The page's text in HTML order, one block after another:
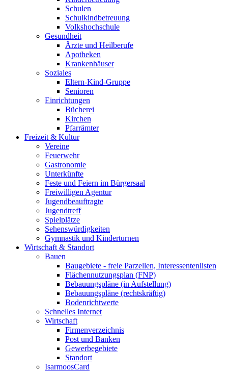
Schulen
Schulkindbetreuung
Volkshochschule
Gesundheit
Ärzte und Heilberufe
Apotheken
Krankenhäuser
Soziales
Eltern-Kind-Gruppe
Senioren
Einrichtungen
Bücherei
Kirchen
Pfarrämter
Freizeit & Kultur
Vereine
Feuerwehr
Gastronomie
Unterkünfte
Feste und Feiern im Bürgersaal
Freiwilligen Agentur
Jugendbeauftragte
Jugendtreff
Spielplätze
Sehenswürdigkeiten
Gymnastik und Kinderturnen
Wirtschaft & Standort
Bauen
Baugebiete - freie Parzellen, Interessentenlisten
Flächennutzungsplan (FNP)
Bebauungspläne (in Aufstellung)
Bebauungspläne (rechtskräftig)
Bodenrichtwerte
Schnelles Internet
Wirtschaft
Firmenverzeichnis
Post und Banken
Gewerbegebiete
Standort
IsarmoosCard